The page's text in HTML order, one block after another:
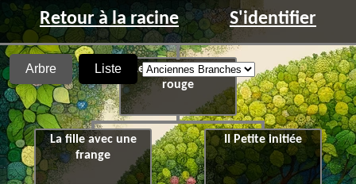
Retour à la racine S'identifier
Arbre Liste
Le long manteau
rouge
La fille avec une
frange
II Petite initiée